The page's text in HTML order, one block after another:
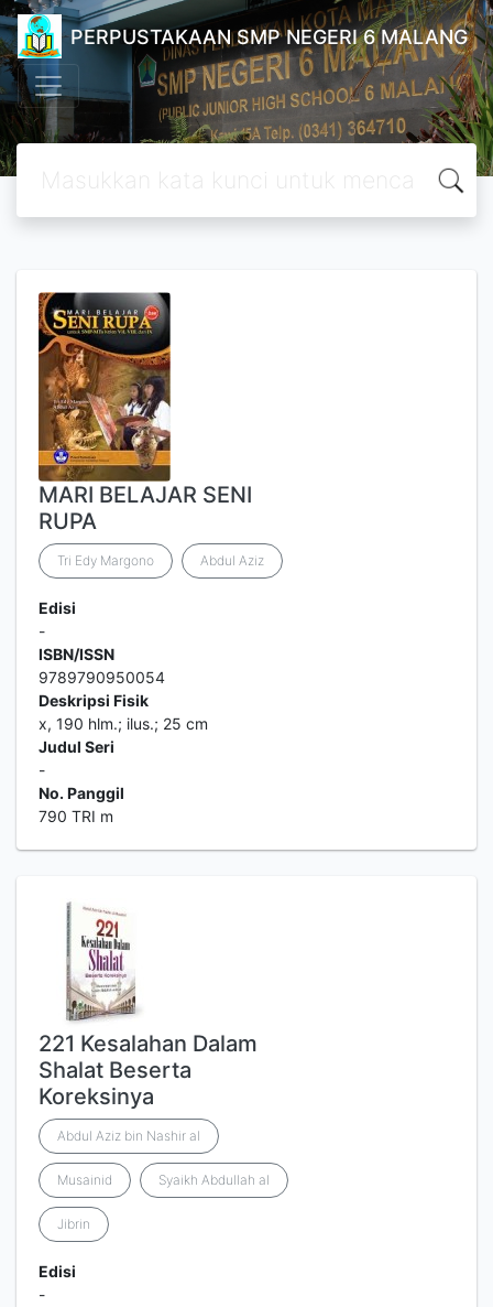
PERPUSTAKAAN SMP NEGERI 6 MALANG
MARI BELAJAR SENI
RUPA
Tri Edy Margono Abdul Aziz
Edisi
-
ISBN/ISSN
9789790950054
Deskripsi Fisik
x, 190 hlm.; ilus.; 25 cm
Judul Seri
-
No. Panggil
790 TRI m
221 Kesalahan Dalam
Shalat Beserta
Koreksinya
Abdul Aziz bin Nashir al
Musainid Syaikh Abdullah al
Jibrin
Edisi
-